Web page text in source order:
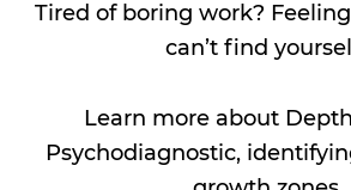
Tired of boring work?
can’t find
Learn more about
Psychodiagnostic,